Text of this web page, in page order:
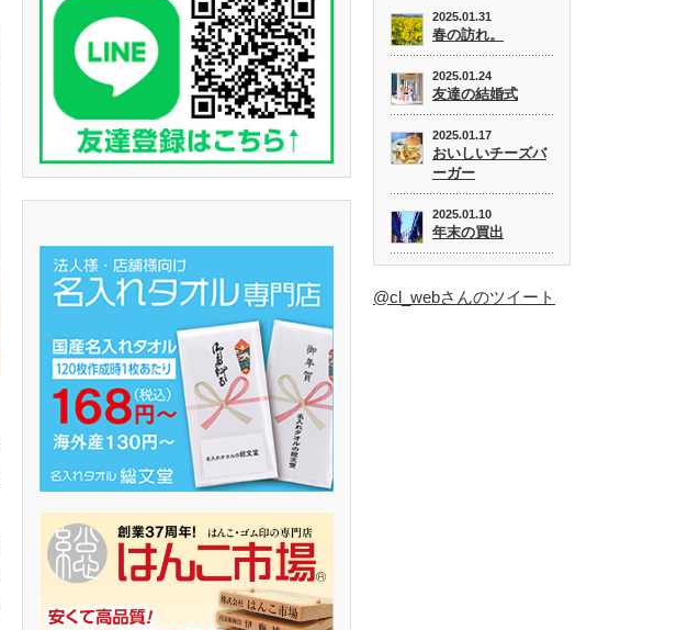
2025.01.31
春の訪れ。
2025.01.24
友達の結婚式
2025.01.17
おいしいチーズバ
ーガー
2025.01.10
年末の買出
@cl_webさんのツイート